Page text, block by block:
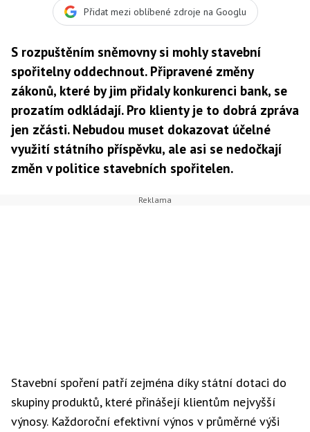
výnosy. Každoroční efektivní výnos v průměrné výši
kolem 5 % při šestiletém horizontu spoření nemá v
Přidat mezi oblíbené zdroje na Googlu
S rozpuštěním sněmovny si mohly stavební
spořitelny oddechnout. Připravené změny
zákonů, které by jim přidaly konkurenci bank, se
prozatím odkládají. Pro klienty je to dobrá zpráva
jen zčásti. Nebudou muset dokazovat účelné
využití státního příspěvku, ale asi se nedočkají
změn v politice stavebních spořitelen.
Stavební spoření patří zejména díky státní dotaci do
skupiny produktů, které přinášejí klientům nejvyšší
výnosy. Každoroční efektivní výnos v průměrné výši